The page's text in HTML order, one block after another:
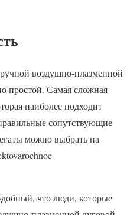
воздушно-плазменной
простой. Самая сложная
наиболее подходит
сопутствующие
можно выбрать на
что люди, которые